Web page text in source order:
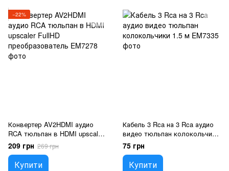
−22%
Конвертер AV2HDMI аудио
RCA тюльпан в HDMI upscaler
FullHD преобразователь
209 грн 269 грн
Купити
Кабель 3 Rca на 3 Rca аудио
видео тюльпан колокольчики
1.5 м
75 грн
Купити